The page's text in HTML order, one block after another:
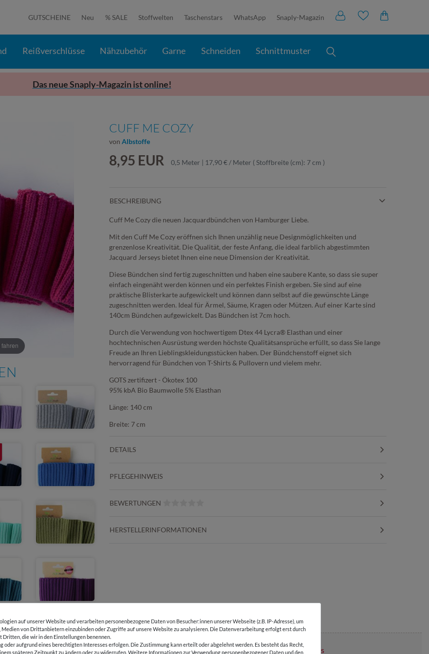
GUTSCHEINE Neu % SALE Stoffwelten Taschenstars WhatsApp Snaply-Magazin
Reißverschlüsse Nähzubehör Garne Schneiden Schnittmuster
Das neue Snaply-Magazin ist online!
CUFF ME COZY
von Albstoffe
8,95 EUR 0,5 Meter | 17,90 € / Meter ( Stoffbreite (cm): 7 cm )
BESCHREIBUNG
Cuff Me Cozy die neuen Jacquardbündchen von Hamburger Liebe.
Mit den Cuff Me Cozy eröffnen sich Ihnen unzählig neue Designmöglichkeiten und
grenzenlose Kreativität. Die Qualität, der feste Anfang, die ideal farblich abgestimmten
Jacquard Jerseys bietet Ihnen eine neue Dimension der Kreativität.
Diese Bündchen sind fertig zugeschnitten und haben eine saubere Kante, so dass sie super
einfach eingenäht werden können und ein perfektes Finish ergeben. Sie sind auf eine
praktische Blisterkarte aufgewickelt und können dann selbst auf die gewünschte Länge
zugeschnitten werden. Ideal für Ärmel, Säume, Kragen oder Mützen. Auf einer Karte sind
140cm Bündchen aufgewickelt. Das Bündchen ist 7cm hoch.
Durch die Verwendung von hochwertigem Dtex 44 Lycra® Elasthan und einer
hochtechnischen Ausrüstung werden höchste Qualitätsansprüche erfüllt, so dass Sie lange
Freude an Ihren Lieblingskleidungsstücken haben. Der Bündchenstoff eignet sich
hervorragend für Bündchen von T-Shirts & Pullovern und vielem mehr.
GOTS zertifizert - Ökotex 100
95% kbA Bio Baumwolle 5% Elasthan
Länge: 140 cm
Breite: 7 cm
DETAILS
PFLEGEHINWEIS
BEWERTUNGEN
HERSTELLERINFORMATIONEN
E-Mail Kundenservice
Über 98% positive
Über 110 Gratis
auf unserer Website und verarbeiten personenbezogene Daten von Besucher:innen unserer Webseite (z.B. IP-Adresse), um
Medien von Drittanbietern einzubinden oder Zugriffe auf unsere Website zu analysieren. Die Datenverarbeitung erfolgt erst durch
die wir in den Einstellungen benennen.
aufgrund eines berechtigten Interesses erfolgen. Die Zustimmung kann erteilt oder abgelehnt werden. Es besteht das Recht,
späteren Zeitpunkt zu ändern oder zu widerrufen. Weitere Informationen zur Verwendung personenbezogener Daten und den